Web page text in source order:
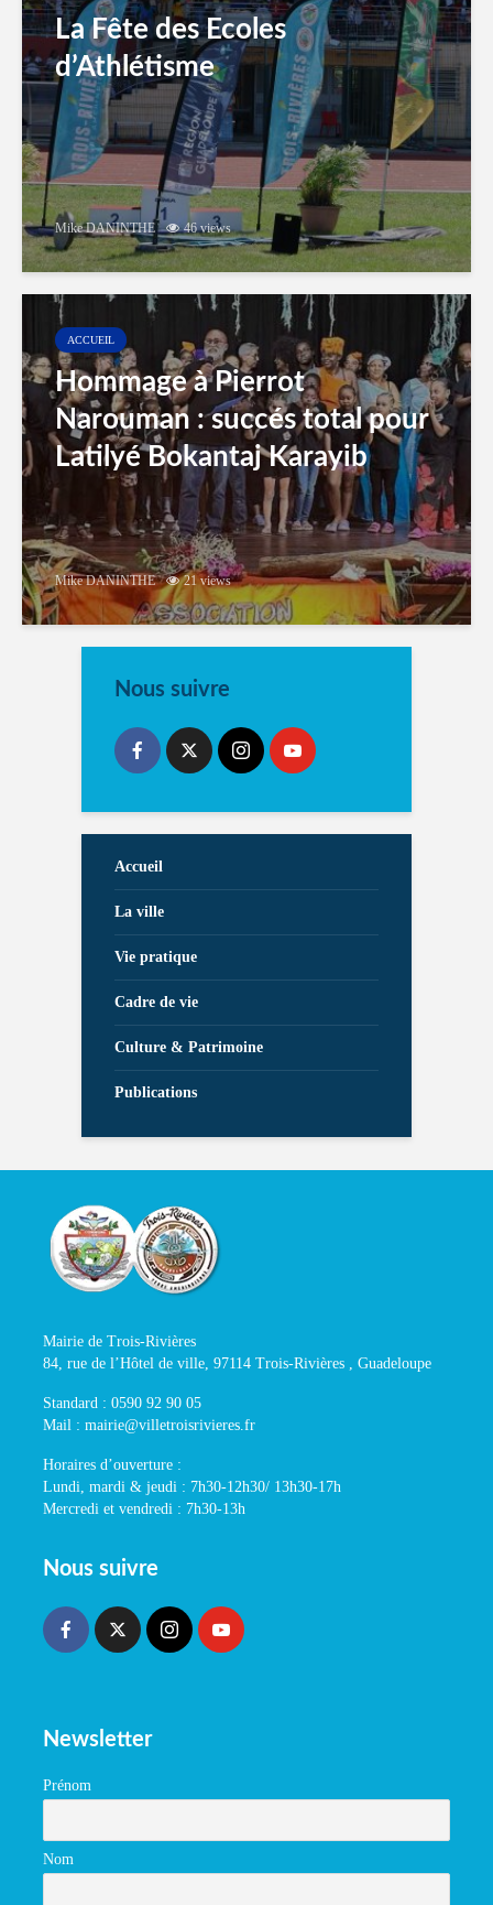
La Fête des Ecoles
d’Athlétisme
Mike DANINTHE 46 views
ACCUEIL
Hommage à Pierrot
Narouman : succés total pour
Latilyé Bokantaj Karayib
Mike DANINTHE 21 views
Nous suivre
Accueil
La ville
Vie pratique
Cadre de vie
Culture & Patrimoine
Publications
Mairie de Trois-Rivières
84, rue de l’Hôtel de ville, 97114 Trois-Rivières , Guadeloupe
Standard : 0590 92 90 05
Mail : mairie@villetroisrivieres.fr
Horaires d’ouverture :
Lundi, mardi & jeudi : 7h30-12h30/ 13h30-17h
Mercredi et vendredi : 7h30-13h
Nous suivre
Newsletter
Prénom
Nom